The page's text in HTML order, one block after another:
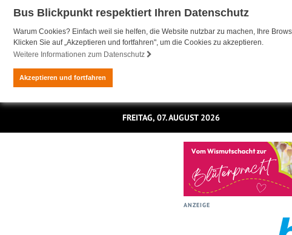
Bus Blickpunkt respektiert Ihren Datenschutz
Warum Cookies? Einfach weil sie helfen, die Website nutzbar zu machen, Ihre
Klicken Sie auf „Akzeptieren und fortfahren", um die Cookies zu akzeptieren.
Weitere Informationen zum Datenschutz
Akzeptieren und fortfahren
FREITAG, 07. AUGUST 2026
ANZEIGE